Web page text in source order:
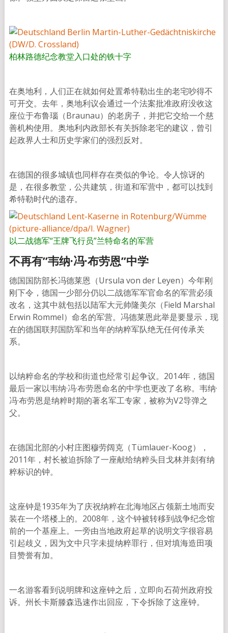
柏林路德纪念教堂入口处的铁十字
在奥地利，人们正在就如何处置希特勒出生的老宅吵得不
可开交。去年，奥地利议会通过一个法案批准政府没收这
座位于布鲁瑙（Braunau）的老房子，并把它交给一个慈
善机构使用。奥地利内政部长有关拆除老宅的建议，曾引
起政界人士和历史学家们的强烈反对。
在德国的很多城镇也同样存在类似的争论。令人惊讶的
是，在很多教堂，公共建筑，街道和军营中，都可以找到
希特勒时代的遗存。
以二战德军“王牌飞行员”兰特命名的军营
不再有”韦纳·冯·布劳恩”中学
德国国防部长冯德莱恩（Ursula von der Leyen）今年刚
刚下令，德国一少部分仍以二战德军军官命名的军营必须
改名，这其中就包括以陆军大元帅隆美尔（Field Marshal
Erwin Rommel）命名的军营。冯德莱恩此举是要显示，现
在的德国联邦国防军和当年的纳粹军队绝无任何传承关
系。
以纳粹命名的学校和街道也经常引起争议。2014年，德国
最后一家以韦纳·冯·布劳恩命名的中学也更改了名称。韦纳·
冯·布劳恩是纳粹时期的著名军工专家，被称为V2导弹之
父。
在德国北部的小村庄图穆劳阔克（Tümlauer-Koog），
2011年，村长被迫拆除了一座献给纳粹头目戈林并刻有纳
粹标识的钟。
这座钟是1935年为了庆祝纳粹在北海地区占领新土地而安
装在一个塔楼上的。2008年，这个钟被转移到战争纪念馆
前的一个基座上。一旁由当地政府起草的说明文字很容易
引起歧义，因为文中只字未提纳粹罪行，但对填海造田项
目赞誉有加。
一名游客看到说明牌和这座钟之后，立即向石荷州政府投
诉。州长卡斯滕森迅速作出回应，下令拆除了这座钟。